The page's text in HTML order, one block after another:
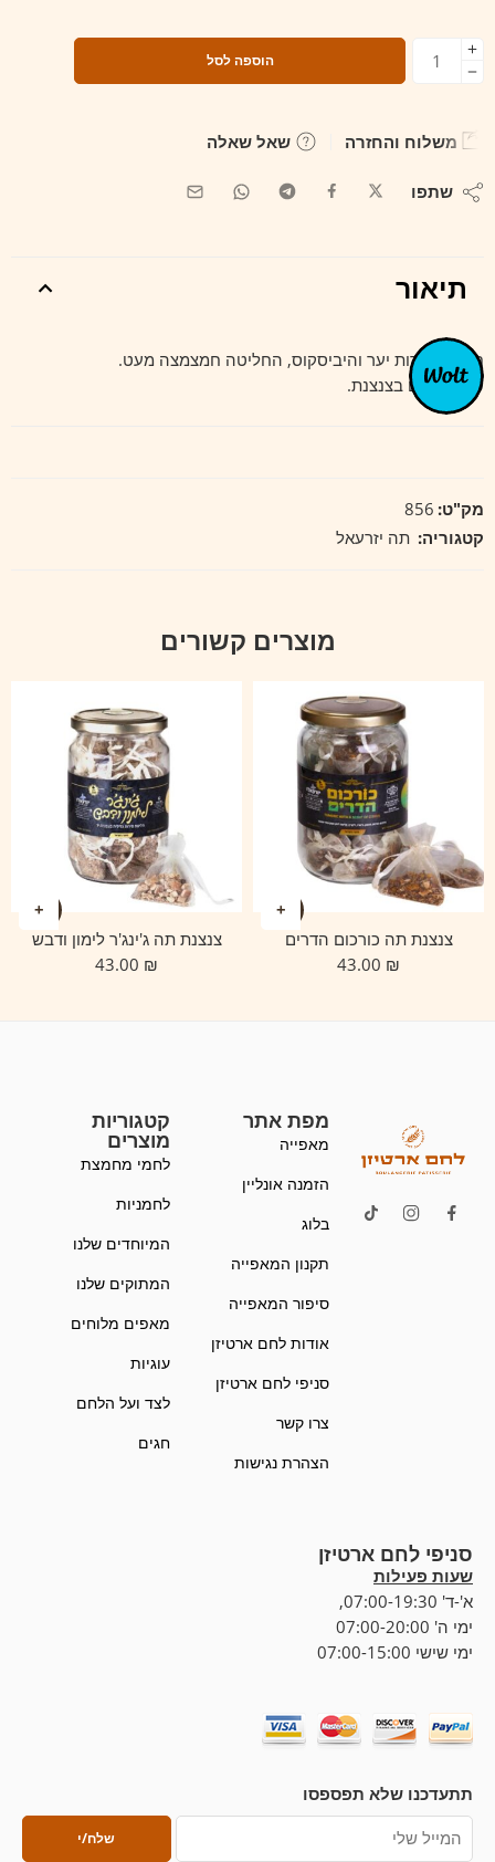
הוספה לסל
משלוח והחזרה שאל שאלה
שתפו
תיאור
חליטת פירות יער והיביסקוס, החליטה חמצמצה מעט.
20 שקיקים בצנצנת.
מק"ט: 856
קטגוריה: תה יזרעאל
מוצרים קשורים
צנצנת תה כורכום הדרים
₪
צנצנת תה ג'ינג'ר לימון ודבש
₪
מפת אתר
מאפייה
הזמנה אונליין
בלוג
תקנון המאפייה
סיפור המאפייה
אודות לחם ארטיזן
סניפי לחם ארטיזן
צרו קשר
הצהרת נגישות
קטגוריות
מוצרים
לחמי מחמצת
לחמניות
המיוחדים שלנו
המתוקים שלנו
מאפים מלוחים
עוגיות
לצד ועל הלחם
חגים
סניפי לחם ארטיזן
שעות פעילות
א'-ד' 07:00-19:30,
ימי ה' 07:00-20:00
ימי שישי 07:00-15:00
תתעדכנו שלא תפספסו